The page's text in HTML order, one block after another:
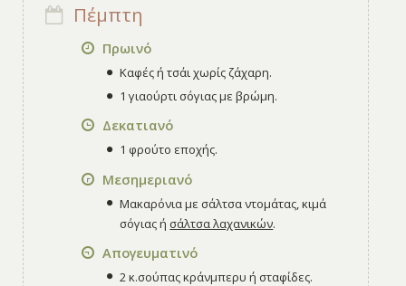
Πέμπτη
Πρωινό
Καφές ή τσάι χωρίς ζάχαρη.
1 γιαούρτι σόγιας με βρώμη.
Δεκατιανό
1 φρούτο εποχής.
Μεσημεριανό
Μακαρόνια με σάλτσα ντομάτας, κιμά
σόγιας ήσάλτσα λαχανικών.
Απογευματινό
2 κ.σούπας κράνμπερυ ή σταφίδες.